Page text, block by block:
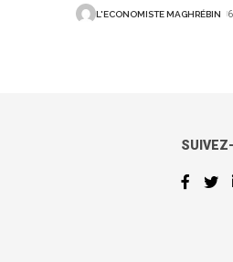
L'ECONOMISTE MAGHRÉBIN